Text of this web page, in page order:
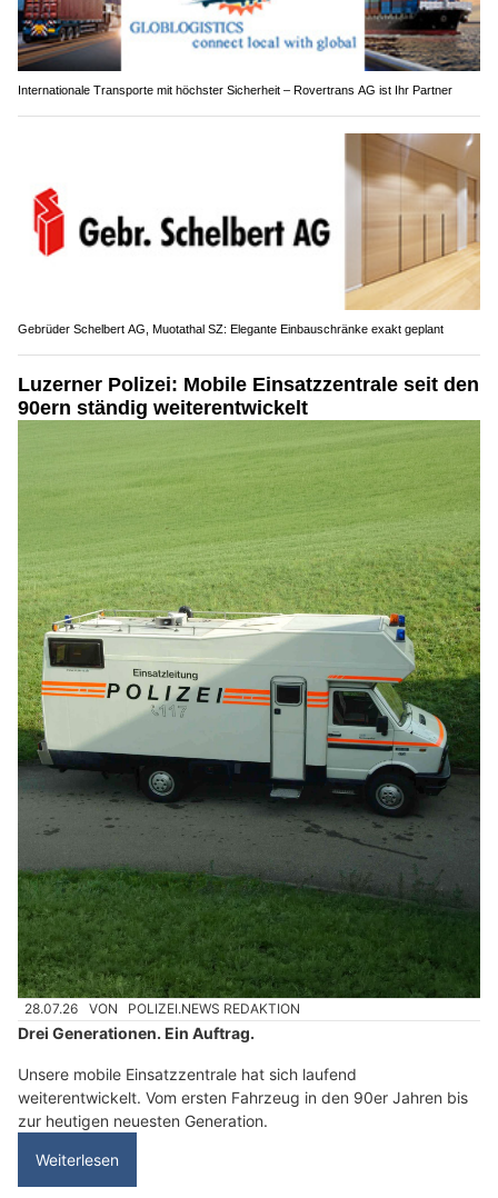
Internationale Transporte mit höchster Sicherheit – Rovertrans AG ist Ihr Partner
Gebrüder Schelbert AG, Muotathal SZ: Elegante Einbauschränke exakt geplant
Luzerner Polizei: Mobile Einsatzzentrale seit den
90ern ständig weiterentwickelt
28.07.26 VON POLIZEI.NEWS REDAKTION
Drei Generationen. Ein Auftrag.
Unsere mobile Einsatzzentrale hat sich laufend
weiterentwickelt. Vom ersten Fahrzeug in den 90er Jahren bis
zur heutigen neuesten Generation.
Weiterlesen